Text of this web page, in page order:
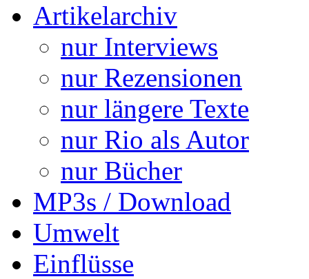
Artikelarchiv
nur Interviews
nur Rezensionen
nur längere Texte
nur Rio als Autor
nur Bücher
MP3s / Download
Umwelt
Einflüsse